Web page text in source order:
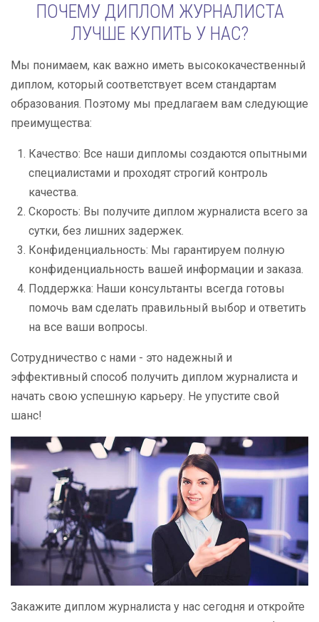
ПОЧЕМУ ДИПЛОМ ЖУРНАЛИСТА
ЛУЧШЕ КУПИТЬ У НАС?
Мы понимаем, как важно иметь высококачественный
диплом, который соответствует всем стандартам
образования. Поэтому мы предлагаем вам следующие
преимущества:
Качество: Все наши дипломы создаются опытными
специалистами и проходят строгий контроль
качества.
Скорость: Вы получите диплом журналиста всего за
сутки, без лишних задержек.
Конфиденциальность: Мы гарантируем полную
конфиденциальность вашей информации и заказа.
Поддержка: Наши консультанты всегда готовы
помочь вам сделать правильный выбор и ответить
на все ваши вопросы.
Сотрудничество с нами - это надежный и
эффективный способ получить диплом журналиста и
начать свою успешную карьеру. Не упустите свой
шанс!
Закажите диплом журналиста у нас сегодня и откройте